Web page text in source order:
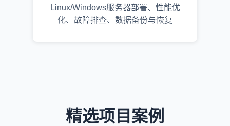
Linux/Windows服务器部署、性能优
化、故障排查、数据备份与恢复
精选项目案例